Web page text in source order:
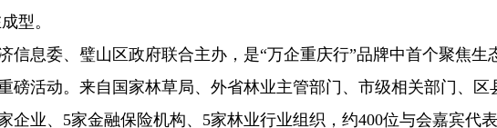
型。
信息委、璧山区政府联合主办，是“万企重庆行”品牌中首个聚焦生
磅活动。来自国家林草局、外省林业主管部门、市级相关部门、区
企业、5家金融保险机构、5家林业行业组织，约400位与会嘉宾代